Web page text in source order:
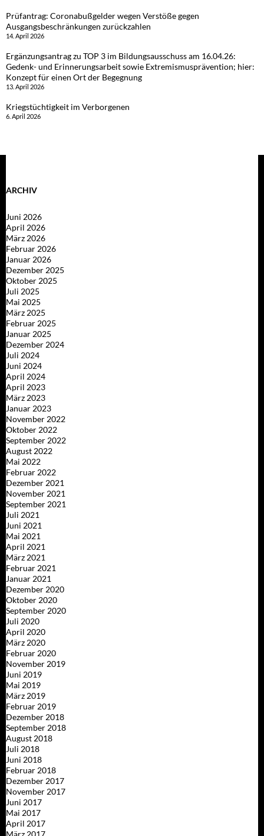
Prüfantrag: Coronabußgelder wegen Verstöße gegen
Ausgangsbeschränkungen zurückzahlen
14. April 2026
Ergänzungsantrag zu TOP 3 im Bildungsausschuss am 16.04.26:
Gedenk- und Erinnerungsarbeit sowie Extremismusprävention; hier:
Konzept für einen Ort der Begegnung
13. April 2026
Kriegstüchtigkeit im Verborgenen
6. April 2026
ARCHIV
Juni 2026
April 2026
März 2026
Februar 2026
Januar 2026
Dezember 2025
Oktober 2025
Juli 2025
Mai 2025
März 2025
Februar 2025
Januar 2025
Dezember 2024
Juli 2024
Juni 2024
April 2024
April 2023
März 2023
Januar 2023
November 2022
Oktober 2022
September 2022
August 2022
Mai 2022
Februar 2022
Dezember 2021
November 2021
September 2021
Juli 2021
Juni 2021
Mai 2021
April 2021
März 2021
Februar 2021
Januar 2021
Dezember 2020
Oktober 2020
September 2020
Juli 2020
April 2020
März 2020
Februar 2020
November 2019
Juni 2019
Mai 2019
März 2019
Februar 2019
Dezember 2018
September 2018
August 2018
Juli 2018
Juni 2018
Februar 2018
Dezember 2017
November 2017
Juni 2017
Mai 2017
April 2017
März 2017